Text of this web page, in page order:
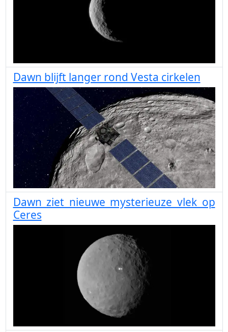
Dawn blijft langer rond Vesta cirkelen
Dawn ziet nieuwe mysterieuze vlek op
Ceres